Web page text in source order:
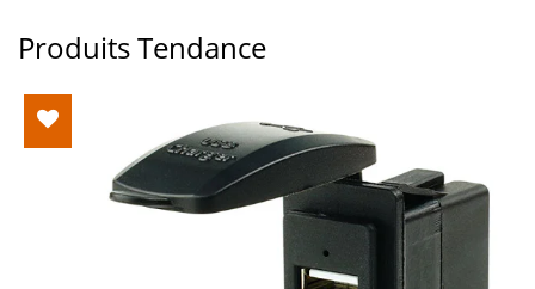
Produits Tendance